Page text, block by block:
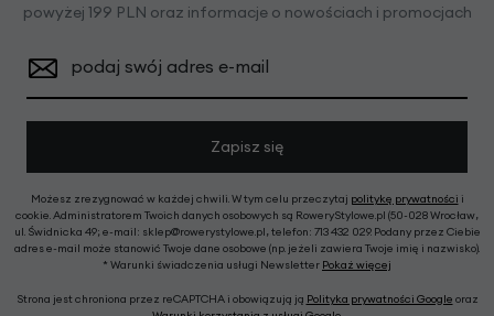
powyżej 199 PLN oraz informacje o nowościach i promocjach
podaj swój adres e-mail
Zapisz się
Możesz zrezygnować w każdej chwili. W tym celu przeczytaj politykę prywatności i
cookie. Administratorem Twoich danych osobowych są RoweryStylowe.pl (50-028 Wrocław,
ul. Świdnicka 49; e-mail: sklep@rowerystylowe.pl, telefon: 713 432 029. Podany przez Ciebie
adres e-mail może stanowić Twoje dane osobowe (np. jeżeli zawiera Twoje imię i nazwisko).
* Warunki świadczenia usługi Newsletter Pokaż więcej
Strona jest chroniona przez reCAPTCHA i obowiązują ją Polityka prywatności Google oraz